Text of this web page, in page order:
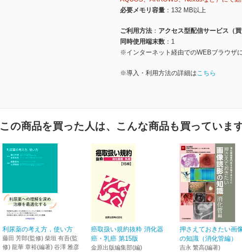
必要メモリ容量
132 MB以上
ご利用方法
アクセス型配信サービス（買
同時使用端末数
1
※インターネット経由でのWEBブラウザ
※導入・利用方法の詳細はこちら
この商品を買った人は、こんな商品も買っています
利尿薬の考え方，使い方
藤田 芳郎(監修) 柴垣 有吾(監
修) 龍華 章裕(編著) 谷澤 雅彦
癌取扱い規約抜粋 消化器
癌・乳癌 第15版
金原出版編集部(編)
押さえておきたい画
の知識（消化管編）
吉永 繁高(編著)